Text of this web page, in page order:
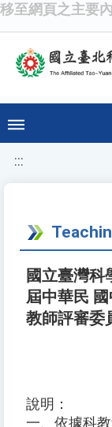
移至網頁之主要
:::
國立臺灣科
屆中華民
教師評審委
說明：
一、依據科